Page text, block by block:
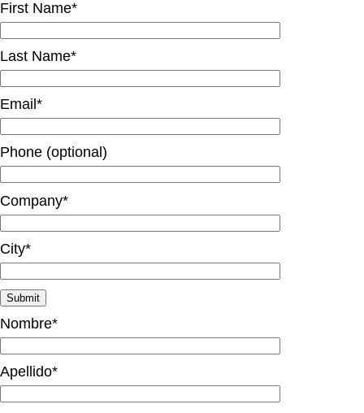
First Name*
Last Name*
Email*
Phone (optional)
Company*
City*
Nombre*
Apellido*